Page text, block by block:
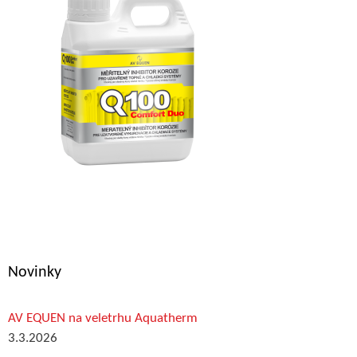
Novinky
AV EQUEN na veletrhu Aquatherm
3.3.2026